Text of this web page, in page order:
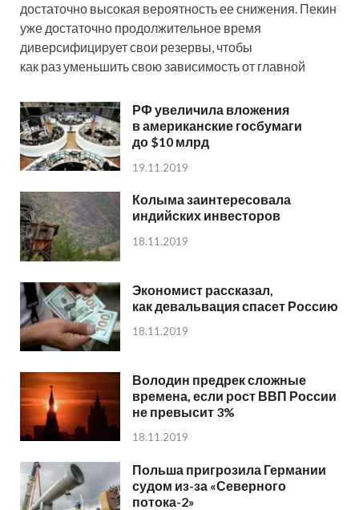
достаточно высокая вероятность ее снижения. Пекин
уже достаточно продолжительное время
диверсифицирует свои резервы, чтобы
как раз уменьшить свою зависимость от главной
РФ увеличила вложения
в американские госбумаги
до $10 млрд
19.11.2019
Колыма заинтересовала
индийских инвесторов
18.11.2019
Экономист рассказал,
как девальвация спасет Россию
18.11.2019
Володин предрек сложные
времена, если рост ВВП России
не превысит 3%
18.11.2019
Польша пригрозила Германии
судом из-за «Северного
потока-2»